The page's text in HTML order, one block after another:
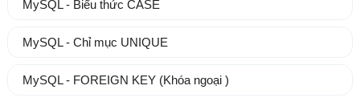
MySQL - Biểu thức CASE
MySQL - Chỉ mục UNIQUE
MySQL - FOREIGN KEY (Khóa ngoại )